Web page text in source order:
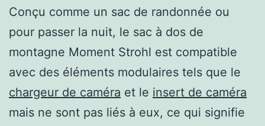
Conçu comme un sac de randonnée ou
pour passer la nuit, le sac à dos de
montagne Moment Strohl est compatible
avec des éléments modulaires tels que le
chargeur de caméra et le insert de caméra
mais ne sont pas liés à eux, ce qui signifie